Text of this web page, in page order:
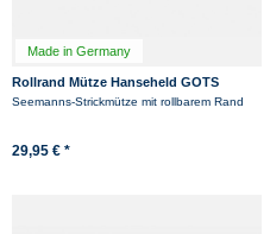
Made in Germany
Rollrand Mütze Hanseheld GOTS
Schurwolle Strickmütze kurz - Schwarz
Seemanns-Strickmütze mit rollbarem Rand
29,95 € *